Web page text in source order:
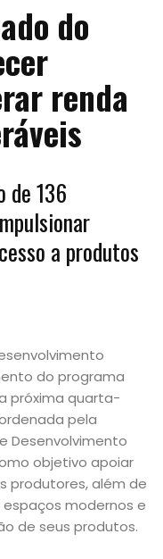
do
renda
de 136
a produtos
do programa
próxima quarta-
pela
Desenvolvimento
objetivo apoiar
produtores, além de
modernos e
de seus produtos.